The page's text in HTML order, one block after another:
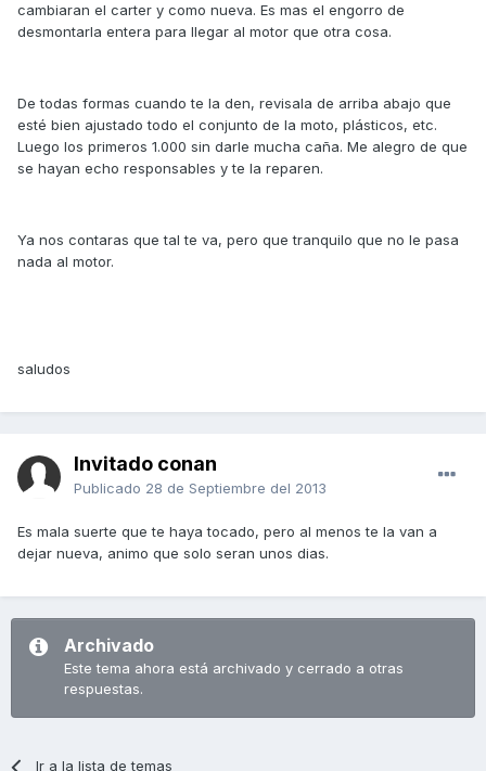
cambiaran el carter y como nueva. Es mas el engorro de
desmontarla entera para llegar al motor que otra cosa.
De todas formas cuando te la den, revisala de arriba abajo que
esté bien ajustado todo el conjunto de la moto, plásticos, etc.
Luego los primeros 1.000 sin darle mucha caña. Me alegro de que
se hayan echo responsables y te la reparen.
Ya nos contaras que tal te va, pero que tranquilo que no le pasa
nada al motor.
saludos
Invitado conan
Publicado 28 de Septiembre del 2013
Es mala suerte que te haya tocado, pero al menos te la van a
dejar nueva, animo que solo seran unos dias.
Archivado
Este tema ahora está archivado y cerrado a otras
respuestas.
Ir a la lista de temas